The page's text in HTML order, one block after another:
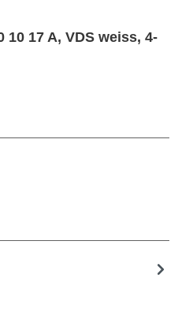
10 17 A, VDS weiss, 4-